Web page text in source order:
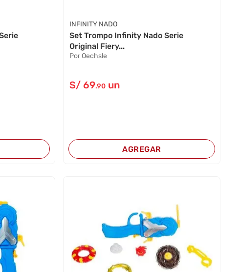
INFINITY NADO
Set Trompo Infinity Nado Serie
Original Fiery...
Por Oechsle
S/ 69.90 un
AGREGAR